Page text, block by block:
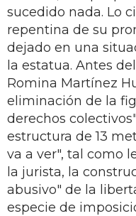
sucedido nada. Lo
repentina de su
dejado en una
la estatua. Antes
Romina Martínez
eliminación de la
derechos
estructura de 13
va a ver", tal como
la jurista, la
abusivo" de la
especie de